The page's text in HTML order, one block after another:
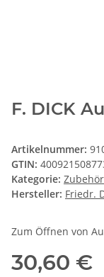
F. DICK
Artikelnummer:
GTIN:
Kategorie:
Hersteller: Friedr.
Zum Öffnen von
30,60 €